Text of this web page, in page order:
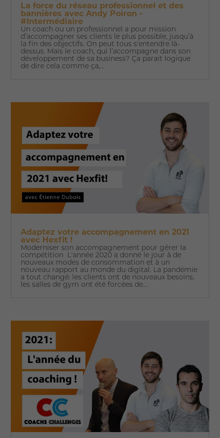
La force du réseau professionnel et des
bannières avec Andy Poiron -
#Intermédiaire
Un coach ou un professionnel a pour mission
d’accompagner ses clients le plus possible, jusqu’à
la fin des objectifs. On peut tous s'entendre là-
dessus. Mais le coach, qui l’accompagne dans son
développement de sa business? Ça parait logique
de dire cela comme ça,...
Adaptez votre accompagnement en 2021
avec Hexfit !
Moderniser son accompagnement pour gérer la
compétition L'année 2020 a donné le jour à de
nouveaux modes de consommation et à un
nouveau rapport au monde du digital. La pandémie
a tout changé: les clients ont de nouveaux besoins,
les salles de gym ont été forcées de...